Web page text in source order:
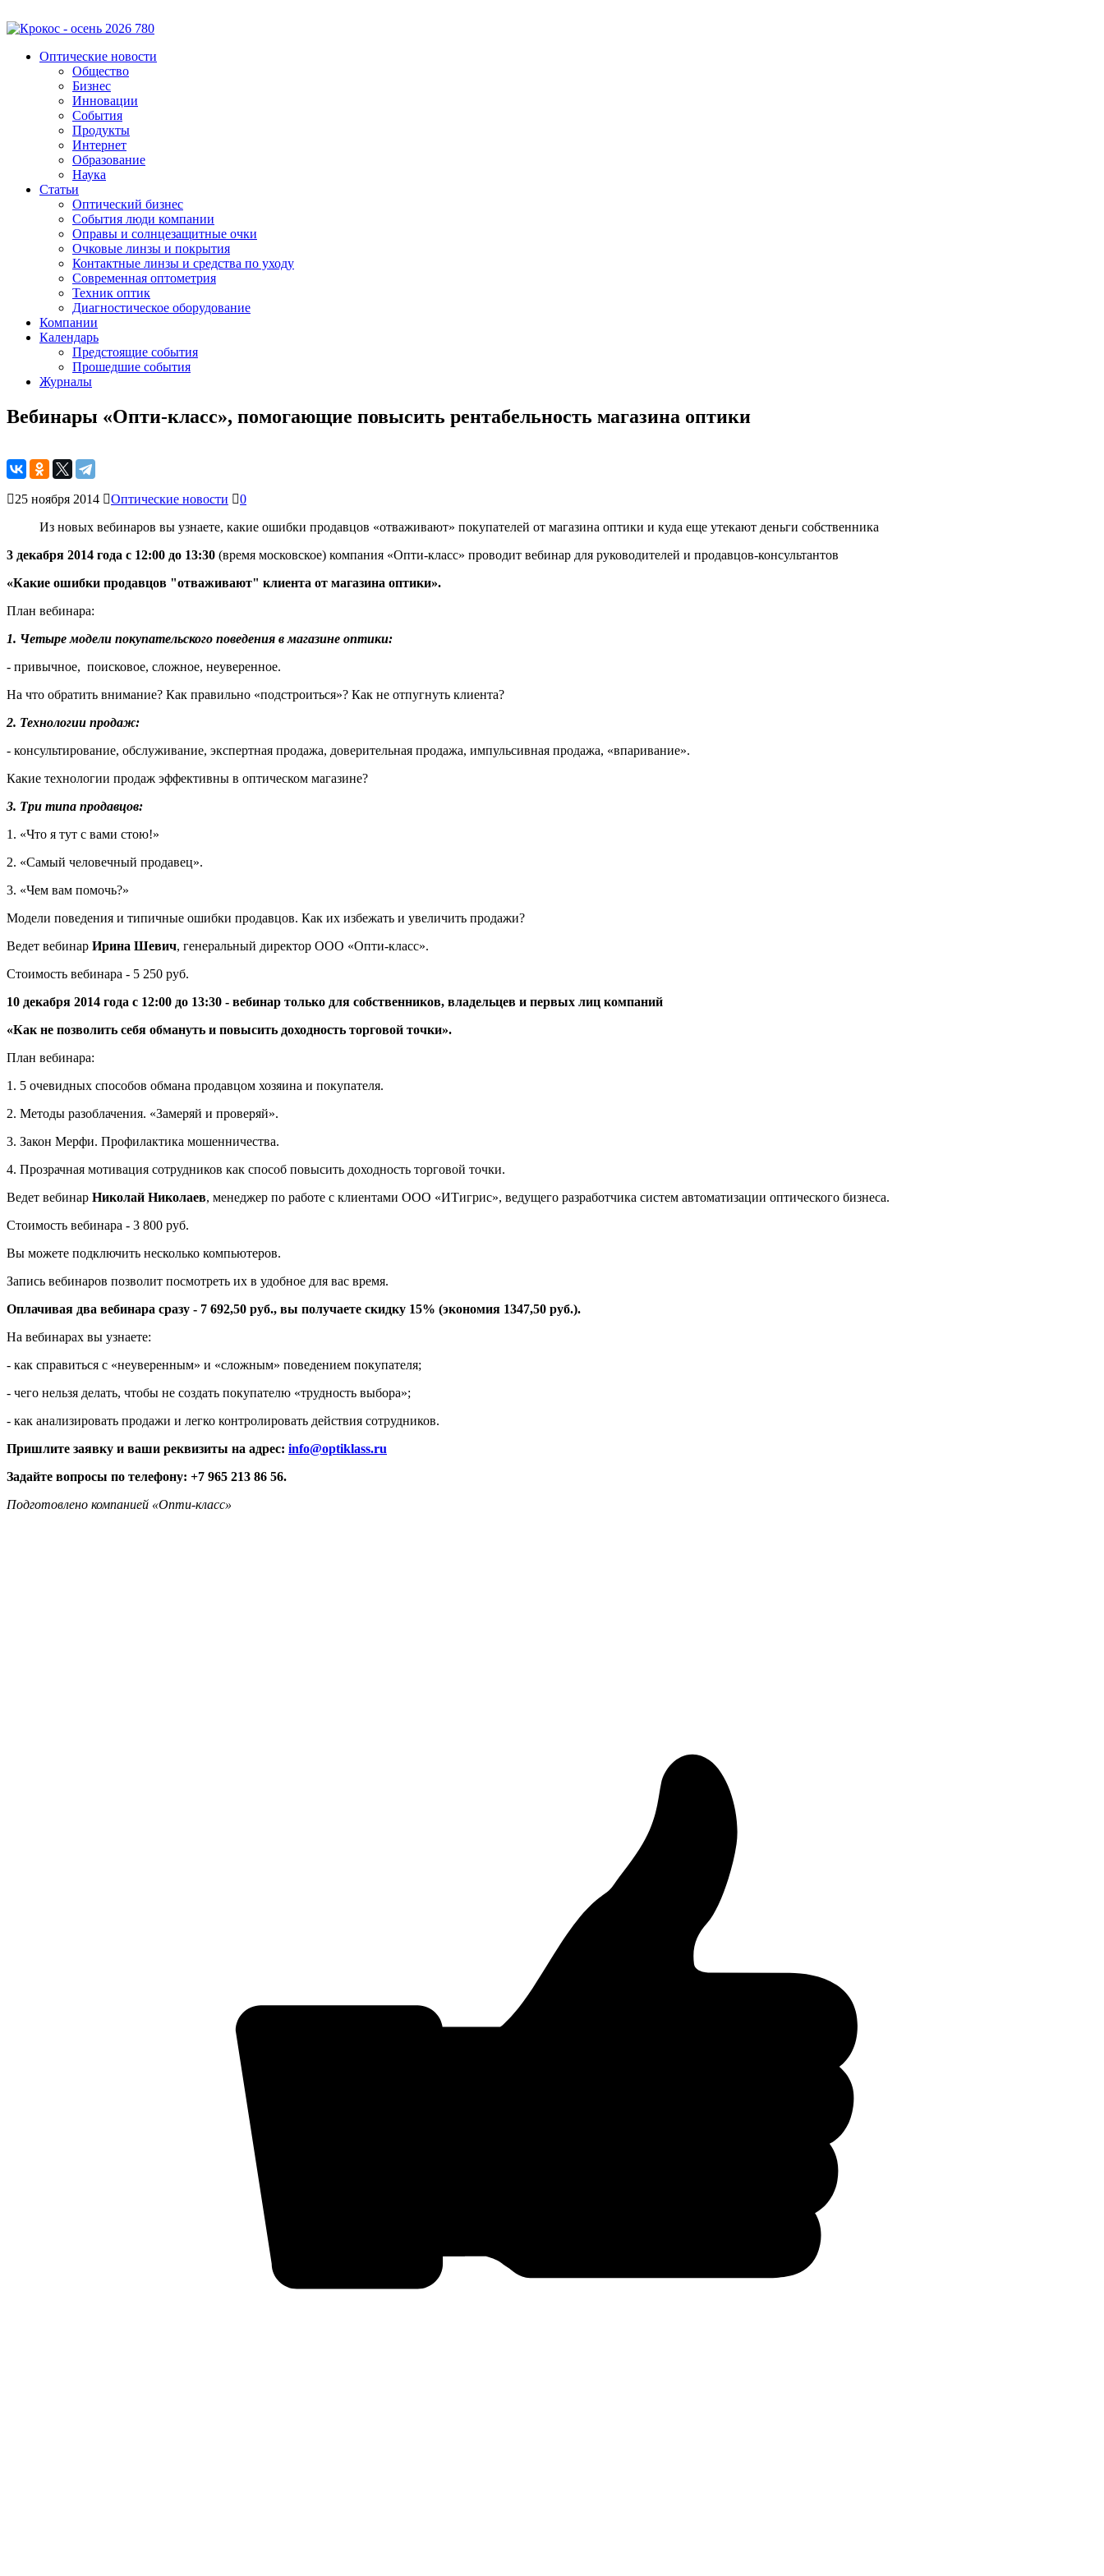
Оптические новости
Общество
Бизнес
Инновации
События
Продукты
Интернет
Образование
Наука
Статьи
Оптический бизнес
События люди компании
Оправы и солнцезащитные очки
Очковые линзы и покрытия
Контактные линзы и средства по уходу
Современная оптометрия
Техник оптик
Диагностическое оборудование
Компании
Календарь
Предстоящие события
Прошедшие события
Журналы
Вебинары «Опти-класс», помогающие повысить рентабельность магазина оптики
25 ноября 2014 Оптические новости
0
Из новых вебинаров вы узнаете, какие ошибки продавцов «отваживают» покупателей от магазина оптики и куда еще утекают деньги собственника
3 декабря 2014 года с 12:00 до 13:30 (время московское) компания «Опти-класс» проводит вебинар для руководителей и продавцов-консультантов
«Какие ошибки продавцов "отваживают" клиента от магазина оптики».
План вебинара:
1. Четыре модели покупательского поведения в магазине оптики:
- привычное, поисковое, сложное, неуверенное.
На что обратить внимание? Как правильно «подстроиться»? Как не отпугнуть клиента?
2. Технологии продаж:
- консультирование, обслуживание, экспертная продажа, доверительная продажа, импульсивная продажа, «впаривание».
Какие технологии продаж эффективны в оптическом магазине?
3. Три типа продавцов:
1. «Что я тут с вами стою!»
2. «Самый человечный продавец».
3. «Чем вам помочь?»
Модели поведения и типичные ошибки продавцов. Как их избежать и увеличить продажи?
Ведет вебинар Ирина Шевич, генеральный директор ООО «Опти-класс».
Стоимость вебинара - 5 250 руб.
10 декабря 2014 года с 12:00 до 13:30 - вебинар только для собственников, владельцев и первых лиц компаний
«Как не позволить себя обмануть и повысить доходность торговой точки».
План вебинара:
1. 5 очевидных способов обмана продавцом хозяина и покупателя.
2. Методы разоблачения. «Замеряй и проверяй».
3. Закон Мерфи. Профилактика мошенничества.
4. Прозрачная мотивация сотрудников как способ повысить доходность торговой точки.
Ведет вебинар Николай Николаев, менеджер по работе с клиентами ООО «ИТигрис», ведущего разработчика систем автоматизации оптического бизнеса.
Стоимость вебинара - 3 800 руб.
Вы можете подключить несколько компьютеров.
Запись вебинаров позволит посмотреть их в удобное для вас время.
Оплачивая два вебинара сразу - 7 692,50 руб., вы получаете скидку 15% (экономия 1347,50 руб.).
На вебинарах вы узнаете:
- как справиться с «неуверенным» и «сложным» поведением покупателя;
- чего нельзя делать, чтобы не создать покупателю «трудность выбора»;
- как анализировать продажи и легко контролировать действия сотрудников.
Пришлите заявку и ваши реквизиты на адрес: info@optiklass.ru
Задайте вопросы по телефону: +7 965 213 86 56.
Подготовлено компанией «Опти-класс»